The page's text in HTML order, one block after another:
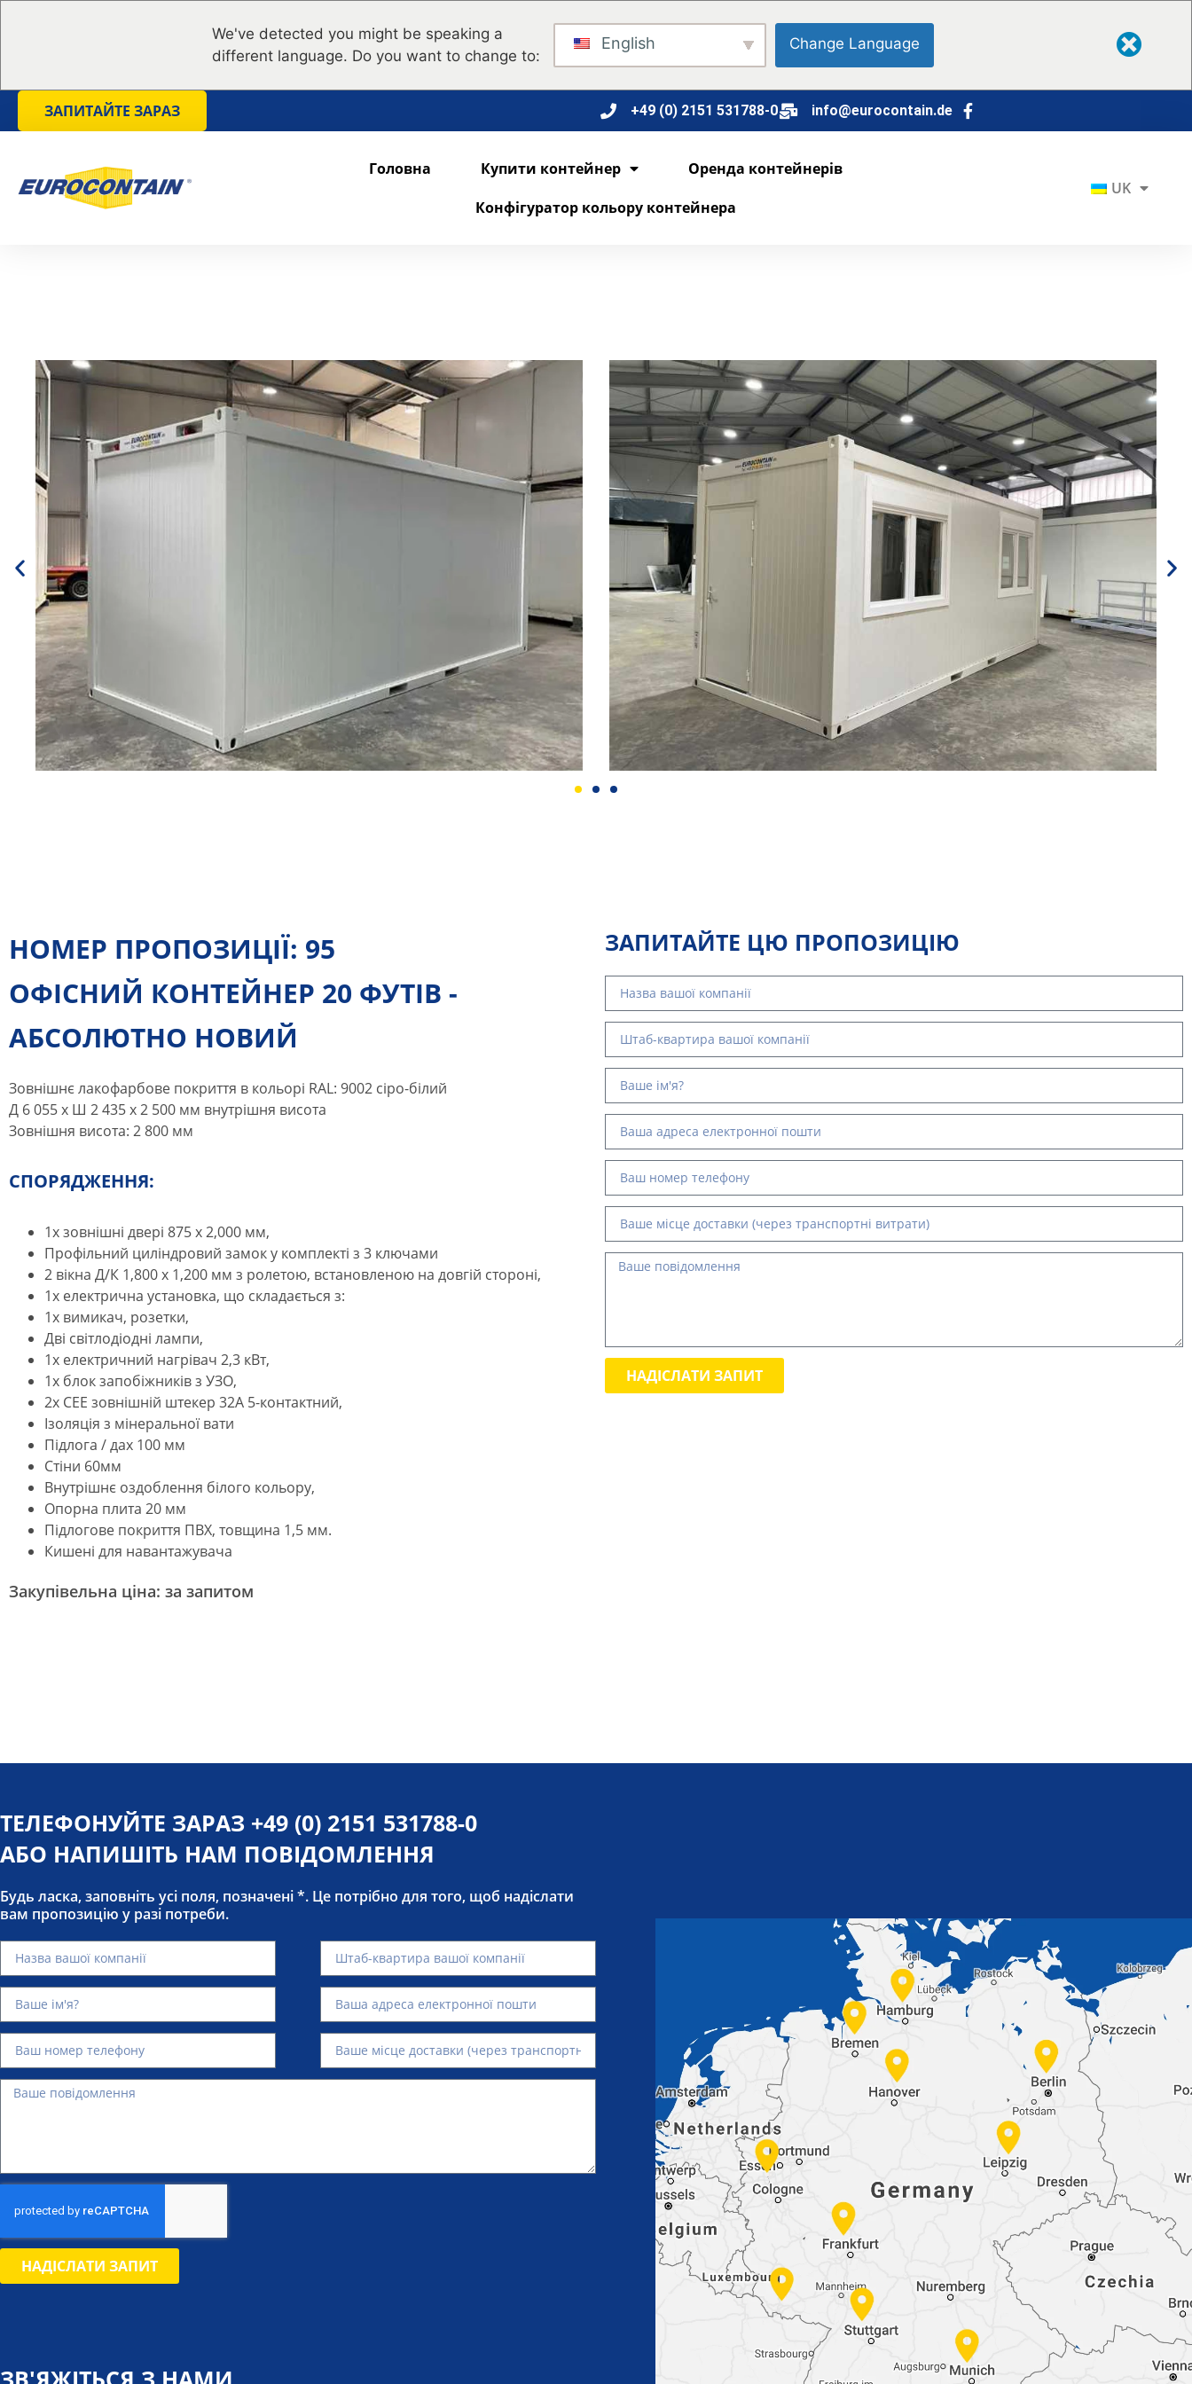
We've detected you might be speaking a
different language. Do you want to change to:
English Change Language
ЗАПИТАЙТЕ ЗАРАЗ +49 (0) 2151 531788-0 info@eurocontain.de
Головна Купити контейнер
Оренда контейнерів
Конфігуратор кольору контейнера
UK
НОМЕР ПРОПОЗИЦІЇ: 95
ОФІСНИЙ КОНТЕЙНЕР 20 ФУТІВ -
АБСОЛЮТНО НОВИЙ
Зовнішнє лакофарбове покриття в кольорі RAL: 9002 сіро-білий
Д 6 055 x Ш 2 435 x 2 500 мм внутрішня висота
Зовнішня висота: 2 800 мм
СПОРЯДЖЕННЯ:
1x зовнішні двері 875 x 2,000 мм,
Профільний циліндровий замок у комплекті з 3 ключами
2 вікна Д/К 1,800 х 1,200 мм з ролетою, встановленою на довгій стороні,
1x електрична установка, що складається з:
1x вимикач, розетки,
Дві світлодіодні лампи,
1x електричний нагрівач 2,3 кВт,
1x блок запобіжників з УЗО,
2x CEE зовнішній штекер 32A 5-контактний,
Ізоляція з мінеральної вати
Підлога / дах 100 мм
Стіни 60мм
Внутрішнє оздоблення білого кольору,
Опорна плита 20 мм
Підлогове покриття ПВХ, товщина 1,5 мм.
Кишені для навантажувача
Закупівельна ціна: за запитом
ЗАПИТАЙТЕ ЦЮ ПРОПОЗИЦІЮ
НАДІСЛАТИ ЗАПИТ
ТЕЛЕФОНУЙТЕ ЗАРАЗ +49 (0) 2151 531788-0
АБО НАПИШІТЬ НАМ ПОВІДОМЛЕННЯ
Будь ласка, заповніть усі поля, позначені *. Це потрібно для того, щоб надіслати
вам пропозицію у разі потреби.
НАДІСЛАТИ ЗАПИТ